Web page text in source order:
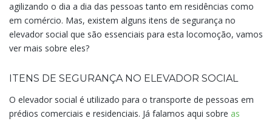
agilizando o dia a dia das pessoas tanto em residências como
em comércio. Mas, existem alguns itens de segurança no
elevador social que são essenciais para esta locomoção, vamos
ver mais sobre eles?
ITENS DE SEGURANÇA NO ELEVADOR SOCIAL
O elevador social é utilizado para o transporte de pessoas em
prédios comerciais e residenciais. Já falamos aqui sobre as